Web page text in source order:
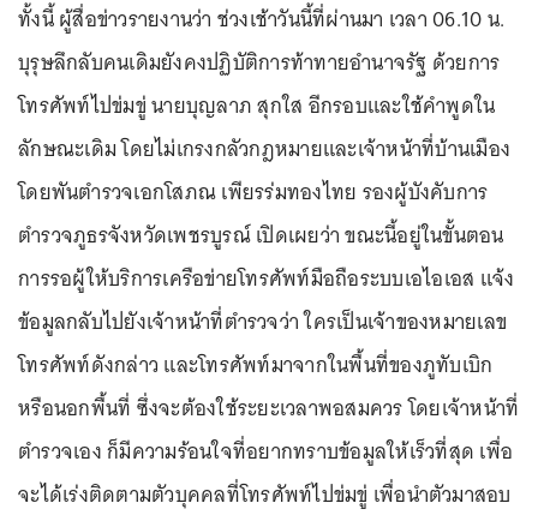
ทั้งนี้ ผู้สื่อข่าวรายงานว่า ช่วงเช้าวันนี้ที่ผ่านมา เวลา 06.10 น.
บุรุษลึกลับคนเดิมยังคงปฏิบัติการท้าทายอำนาจรัฐ ด้วยการ
โทรศัพท์ไปข่มขู่ นายบุญลาภ สุกใส อีกรอบและใช้คำพูดใน
ลักษณะเดิม โดยไม่เกรงกลัวกฎหมายและเจ้าหน้าที่บ้านเมือง
โดยพันตำรวจเอกโสภณ เพียรร่มทองไทย รองผู้บังคับการ
ตำรวจภูธรจังหวัดเพชรบูรณ์ เปิดเผยว่า ขณะนี้อยู่ในขั้นตอน
การรอผู้ให้บริการเครือข่ายโทรศัพท์มือถือระบบเอไอเอส แจ้ง
ข้อมูลกลับไปยังเจ้าหน้าที่ตำรวจว่า ใครเป็นเจ้าของหมายเลข
โทรศัพท์ดังกล่าว และโทรศัพท์มาจากในพื้นที่ของภูทับเบิก
หรือนอกพื้นที่ ซึ่งจะต้องใช้ระยะเวลาพอสมควร โดยเจ้าหน้าที่
ตำรวจเอง ก็มีความร้อนใจที่อยากทราบข้อมูลให้เร็วที่สุด เพื่อ
จะได้เร่งติดตามตัวบุคคลที่โทรศัพท์ไปข่มขู่ เพื่อนำตัวมาสอบ